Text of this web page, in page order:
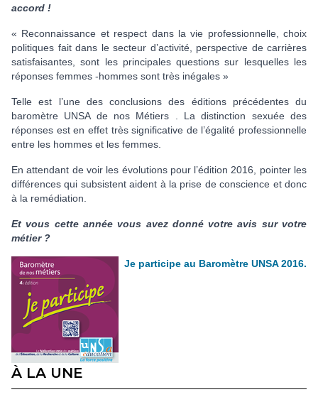
accord !
« Reconnaissance et respect dans la vie professionnelle, choix
politiques fait dans le secteur d’activité, perspective de carrières
satisfaisantes, sont les principales questions sur lesquelles les
réponses femmes -hommes sont très inégales »
Telle est l’une des conclusions des éditions précédentes du
baromètre UNSA de nos Métiers . La distinction sexuée des
réponses est en effet très significative de l’égalité professionnelle
entre les hommes et les femmes.
En attendant de voir les évolutions pour l’édition 2016, pointer les
différences qui subsistent aident à la prise de conscience et donc
à la remédiation.
Et vous cette année vous avez donné votre avis sur votre
métier ?
Je participe au Baromètre UNSA 2016.
À LA UNE